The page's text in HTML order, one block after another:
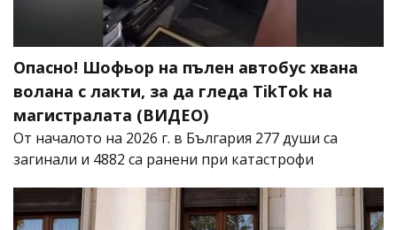
Опасно! Шофьор на пълен автобус хвана
волана с лакти, за да гледа TikTok на
магистралата (ВИДЕО)
От началото на 2026 г. в България 277 души са
загинали и 4882 са ранени при катастрофи